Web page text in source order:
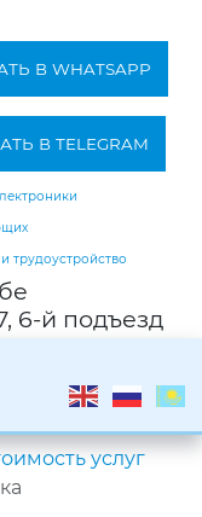
В WHATSAPP
В TELEGRAM
трудоустройство
6-й подъезд
услуг